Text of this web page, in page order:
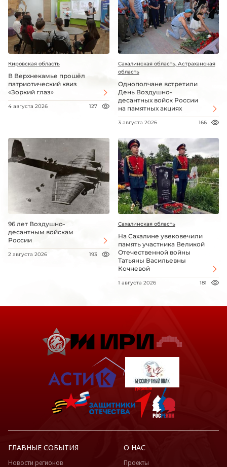
Кировская область
В Верхнекамье прошёл
патриотический квиз
«Зоркий глаз»
4 августа 2026 127
Сахалинская область, Астраханская
область
Однополчане встретили
День Воздушно-
десантных войск России
на памятных акциях
3 августа 2026 166
96 лет Воздушно-
десантным войскам
России
2 августа 2026 193
Сахалинская область
На Сахалине увековечили
память участника Великой
Отечественной войны
Татьяны Васильевны
Кочневой
1 августа 2026 181
ГЛАВНЫЕ СОБЫТИЯ
Новости регионов
О НАС
Проекты